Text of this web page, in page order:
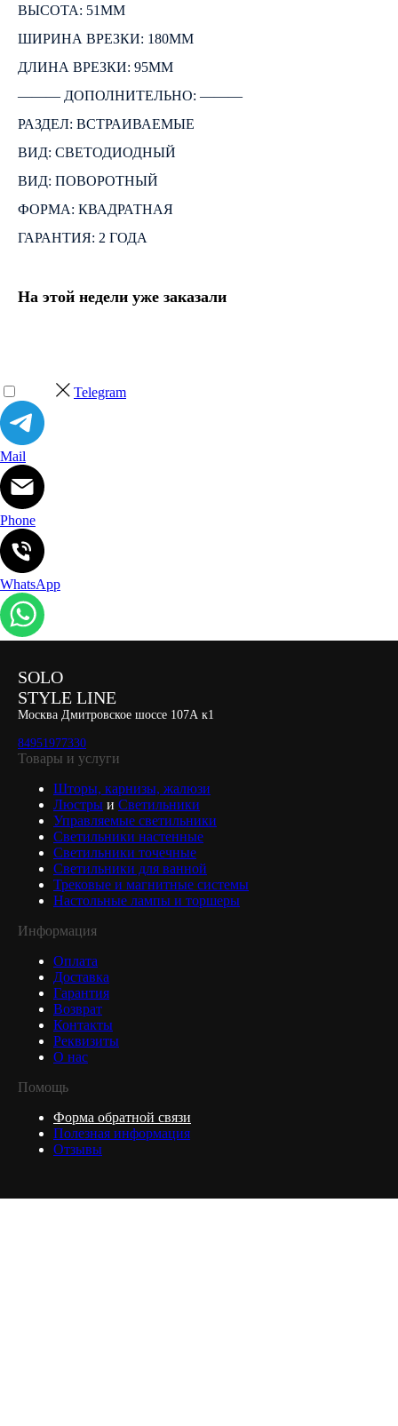
ВЫСОТА: 51ММ
ШИРИНА ВРЕЗКИ: 180ММ
ДЛИНА ВРЕЗКИ: 95ММ
――― ДОПОЛНИТЕЛЬНО: ―――
РАЗДЕЛ: ВСТРАИВАЕМЫЕ
ВИД: СВЕТОДИОДНЫЙ
ВИД: ПОВОРОТНЫЙ
ФОРМА: КВАДРАТНАЯ
ГАРАНТИЯ: 2 ГОДА
На этой недели уже заказали
Telegram
Mail
Phone
WhatsApp
SOLO
STYLE LINE
Москва Дмитровское шоссе 107А к1
84951977330
Товары и услуги
Шторы, карнизы, жалюзи
Люстры и Светильники
Управляемые светильники
Светильники настенные
Светильники точечные
Светильники для ванной
Трековые и магнитные системы
Настольные лампы и торшеры
Информация
Оплата
Доставка
Гарантия
Возврат
Контакты
Реквизиты
О нас
Помощь
Форма обратной связи
Полезная информация
Отзывы